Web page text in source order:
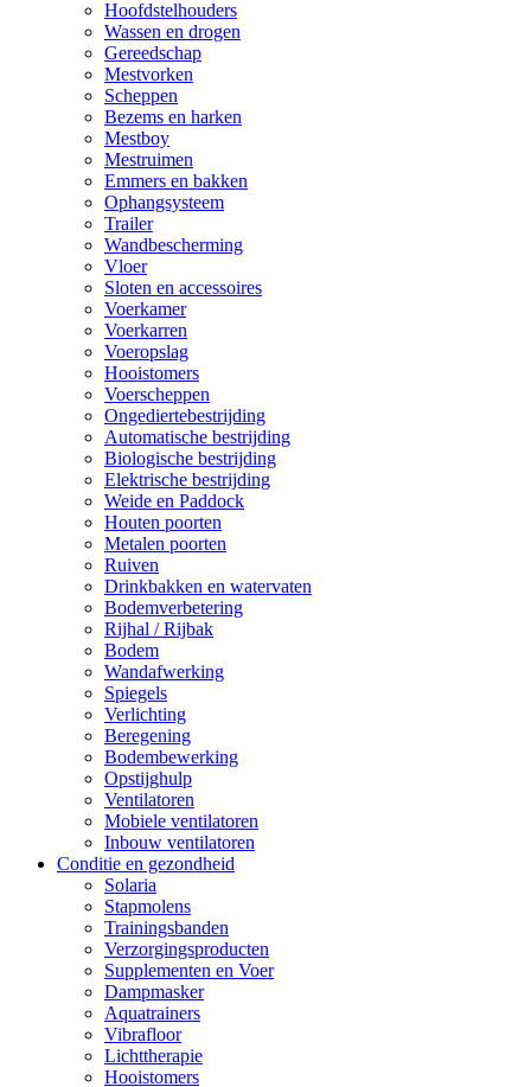
Hoofdstelhouders
Wassen en drogen
Gereedschap
Mestvorken
Scheppen
Bezems en harken
Mestboy
Mestruimen
Emmers en bakken
Ophangsysteem
Trailer
Wandbescherming
Vloer
Sloten en accessoires
Voerkamer
Voerkarren
Voeropslag
Hooistomers
Voerscheppen
Ongediertebestrijding
Automatische bestrijding
Biologische bestrijding
Elektrische bestrijding
Weide en Paddock
Houten poorten
Metalen poorten
Ruiven
Drinkbakken en watervaten
Bodemverbetering
Rijhal / Rijbak
Bodem
Wandafwerking
Spiegels
Verlichting
Beregening
Bodembewerking
Opstijghulp
Ventilatoren
Mobiele ventilatoren
Inbouw ventilatoren
Conditie en gezondheid
Solaria
Stapmolens
Trainingsbanden
Verzorgingsproducten
Supplementen en Voer
Dampmasker
Aquatrainers
Vibrafloor
Lichttherapie
Hooistomers